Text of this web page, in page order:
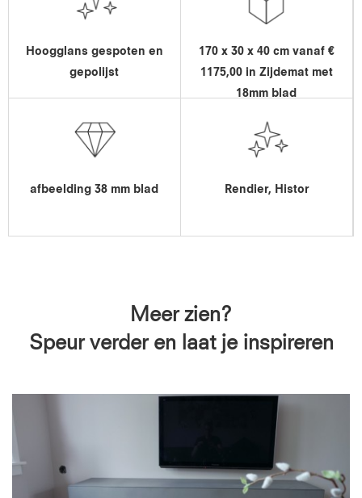
Hoogglans gespoten en
gepolijst
170 x 30 x 40 cm vanaf €
1175,00 in Zijdemat met
18mm blad
afbeelding 38 mm blad Rendier, Histor
Meer zien?
Speur verder en laat je inspireren